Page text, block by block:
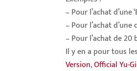
– Pour l’achat d’une
– Pour l’achat
– Pour l’achat de
Il y en a pour tous
Version,Official Yu-